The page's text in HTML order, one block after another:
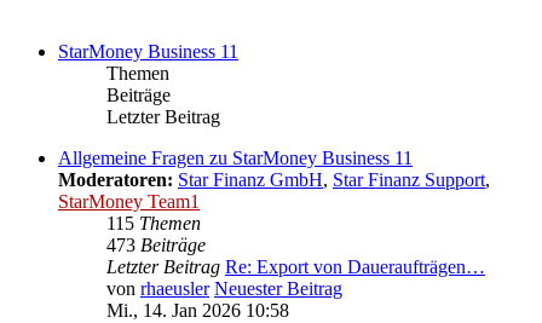
StarMoney Business 11
Themen
Beiträge
Letzter Beitrag
Allgemeine Fragen zu StarMoney Business 11
Moderatoren: Star Finanz GmbH, Star Finanz Support,
StarMoney Team1
115 Themen
473 Beiträge
Letzter Beitrag Re: Export von Daueraufträgen…
von rhaeusler Neuester Beitrag
Mi., 14. Jan 2026 10:58